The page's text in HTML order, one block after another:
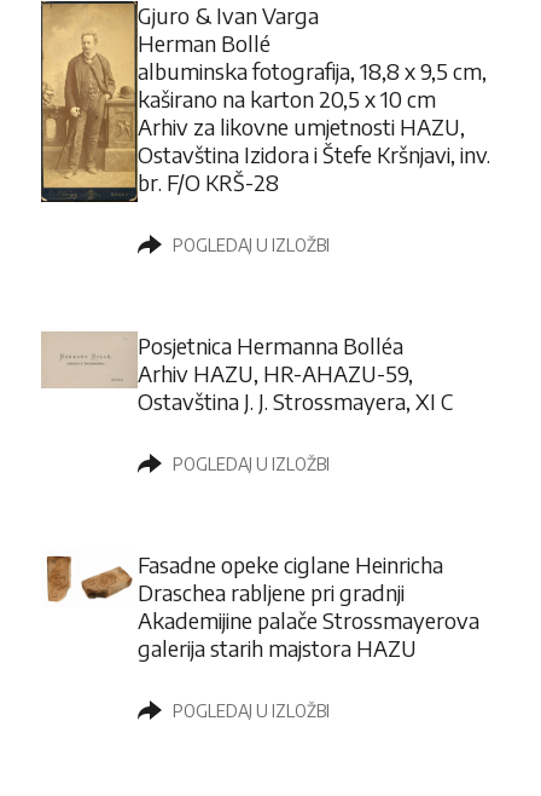
Gjuro & Ivan Varga
Herman Bollé
albuminska fotografija, 18,8 x 9,5 cm,
kaširano na karton 20,5 x 10 cm
Arhiv za likovne umjetnosti HAZU,
Ostavština Izidora i Štefe Kršnjavi, inv.
br. F/O KRŠ-28
POGLEDAJ U IZLOŽBI
Posjetnica Hermanna Bolléa
Arhiv HAZU, HR-AHAZU-59,
Ostavština J. J. Strossmayera, XI C
POGLEDAJ U IZLOŽBI
Fasadne opeke ciglane Heinricha
Draschea rabljene pri gradnji
Akademijine palače Strossmayerova
galerija starih majstora HAZU
POGLEDAJ U IZLOŽBI